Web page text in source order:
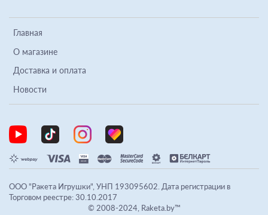
Главная
О магазине
Доставка и оплата
Новости
ООО "Ракета Игрушки", УНП 193095602. Дата регистрации в
Торговом реестре: 30.10.2017
© 2008-2024, Raketa.by™